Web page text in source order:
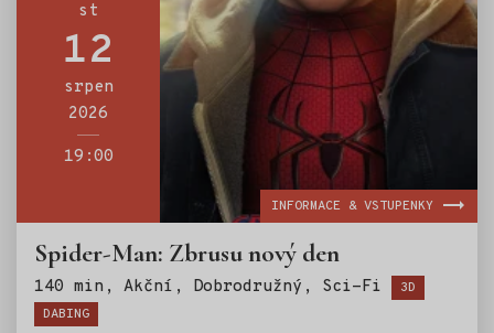
st
12
srpen
2026
19:00
Spider-Man: Zbrusu nový den
140 min, Akční, Dobrodružný, Sci-Fi Štítky:
3D
DABING
INFORMACE & VSTUPENKY